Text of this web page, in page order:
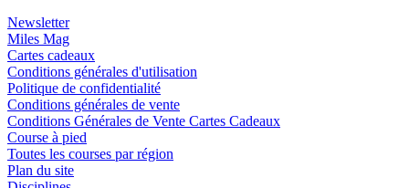
Newsletter
Miles Mag
Cartes cadeaux
Conditions générales d'utilisation
Politique de confidentialité
Conditions générales de vente
Conditions Générales de Vente Cartes Cadeaux
Course à pied
Toutes les courses par région
Plan du site